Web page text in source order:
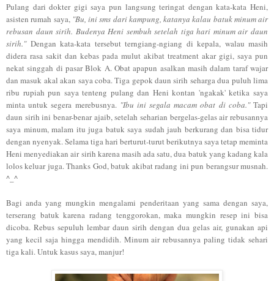
Pulang dari dokter gigi saya pun langsung teringat dengan kata-kata Heni,
asisten rumah saya, "Bu, ini sms dari kampung, katanya kalau batuk minum air
rebusan daun sirih. Budenya Heni sembuh setelah tiga hari minum air daun
sirih."Dengan kata-kata tersebut terngiang-ngiang di kepala, walau masih
didera rasa sakit dan kebas pada mulut akibat treatment akar gigi, saya pun
nekat singgah di pasar Blok A. Obat apapun asalkan masih dalam taraf wajar
dan masuk akal akan saya coba. Tiga gepok daun sirih seharga dua puluh lima
ribu rupiah pun saya tenteng pulang dan Heni kontan 'ngakak' ketika saya
minta untuk segera merebusnya. "Ibu ini segala macam obat di coba."Tapi
daun sirih ini benar-benar ajaib, setelah seharian bergelas-gelas air rebusannya
saya minum, malam itu juga batuk saya sudah jauh berkurang dan bisa tidur
dengan nyenyak. Selama tiga hari berturut-turut berikutnya saya tetap meminta
Heni menyediakan air sirih karena masih ada satu, dua batuk yang kadang kala
lolos keluar juga. Thanks God, batuk akibat radang ini pun berangsur musnah.
^_^
Bagi anda yang mungkin mengalami penderitaan yang sama dengan saya,
terserang batuk karena radang tenggorokan, maka mungkin resep ini bisa
dicoba. Rebus sepuluh lembar daun sirih dengan dua gelas air, gunakan api
yang kecil saja hingga mendidih. Minum air rebusannya paling tidak sehari
tiga kali. Untuk kasus saya, manjur!